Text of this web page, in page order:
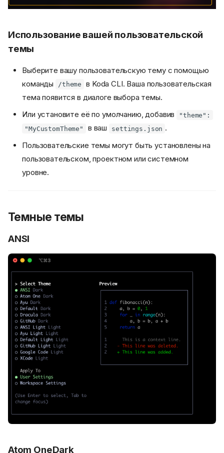
Использование вашей пользовательской
темы
Выберите вашу пользовательскую тему с помощью
команды
/theme
в Koda CLI. Ваша пользовательская
тема появится в диалоге выбора темы.
Или установите её по умолчанию, добавив
"theme":
"MyCustomTheme"
в ваш settings.json .
Пользовательские темы могут быть установлены на
пользовательском, проектном или системном
уровне.
Темные темы
ANSI
Atom OneDark